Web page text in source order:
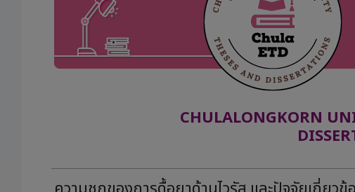
CHULALONGKORN